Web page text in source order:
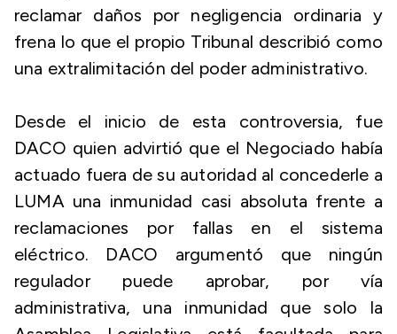
reclamar daños por negligencia ordinaria y
frena lo que el propio Tribunal describió como
una extralimitación del poder administrativo.
Desde el inicio de esta controversia, fue
DACO quien advirtió que el Negociado había
actuado fuera de su autoridad al concederle a
LUMA una inmunidad casi absoluta frente a
reclamaciones por fallas en el sistema
eléctrico. DACO argumentó que ningún
regulador puede aprobar, por vía
administrativa, una inmunidad que solo la